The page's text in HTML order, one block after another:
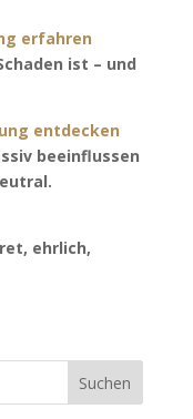
erfahren
ist – und
entdecken
beeinflussen
ehrlich,
Suchen